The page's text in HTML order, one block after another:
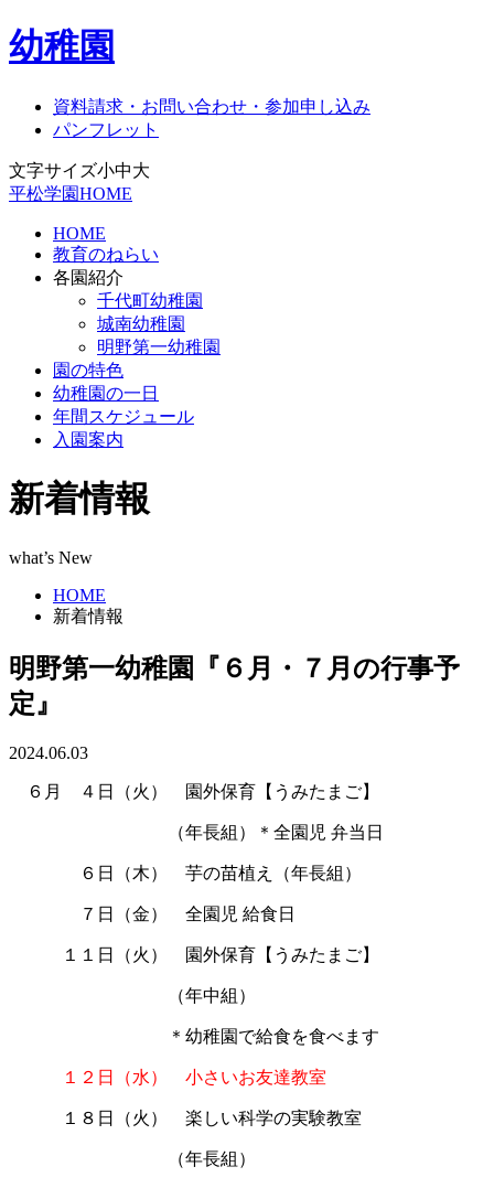
幼稚園
資料請求・お問い合わせ・参加申し込み
パンフレット
文字サイズ小中大
平松学園HOME
HOME
教育のねらい
各園紹介
千代町幼稚園
城南幼稚園
明野第一幼稚園
園の特色
幼稚園の一日
年間スケジュール
入園案内
新着情報
what’s New
HOME
新着情報
明野第一幼稚園『６月・７月の行事予
定』
2024.06.03
６月 ４日（火） 園外保育【うみたまご】
（年長組）＊全園児 弁当日
６日（木） 芋の苗植え（年長組）
７日（金） 全園児 給食日
１１日（火） 園外保育【うみたまご】
（年中組）
＊幼稚園で給食を食べます
１２日（水） 小さいお友達教室
１８日（火） 楽しい科学の実験教室
（年長組）